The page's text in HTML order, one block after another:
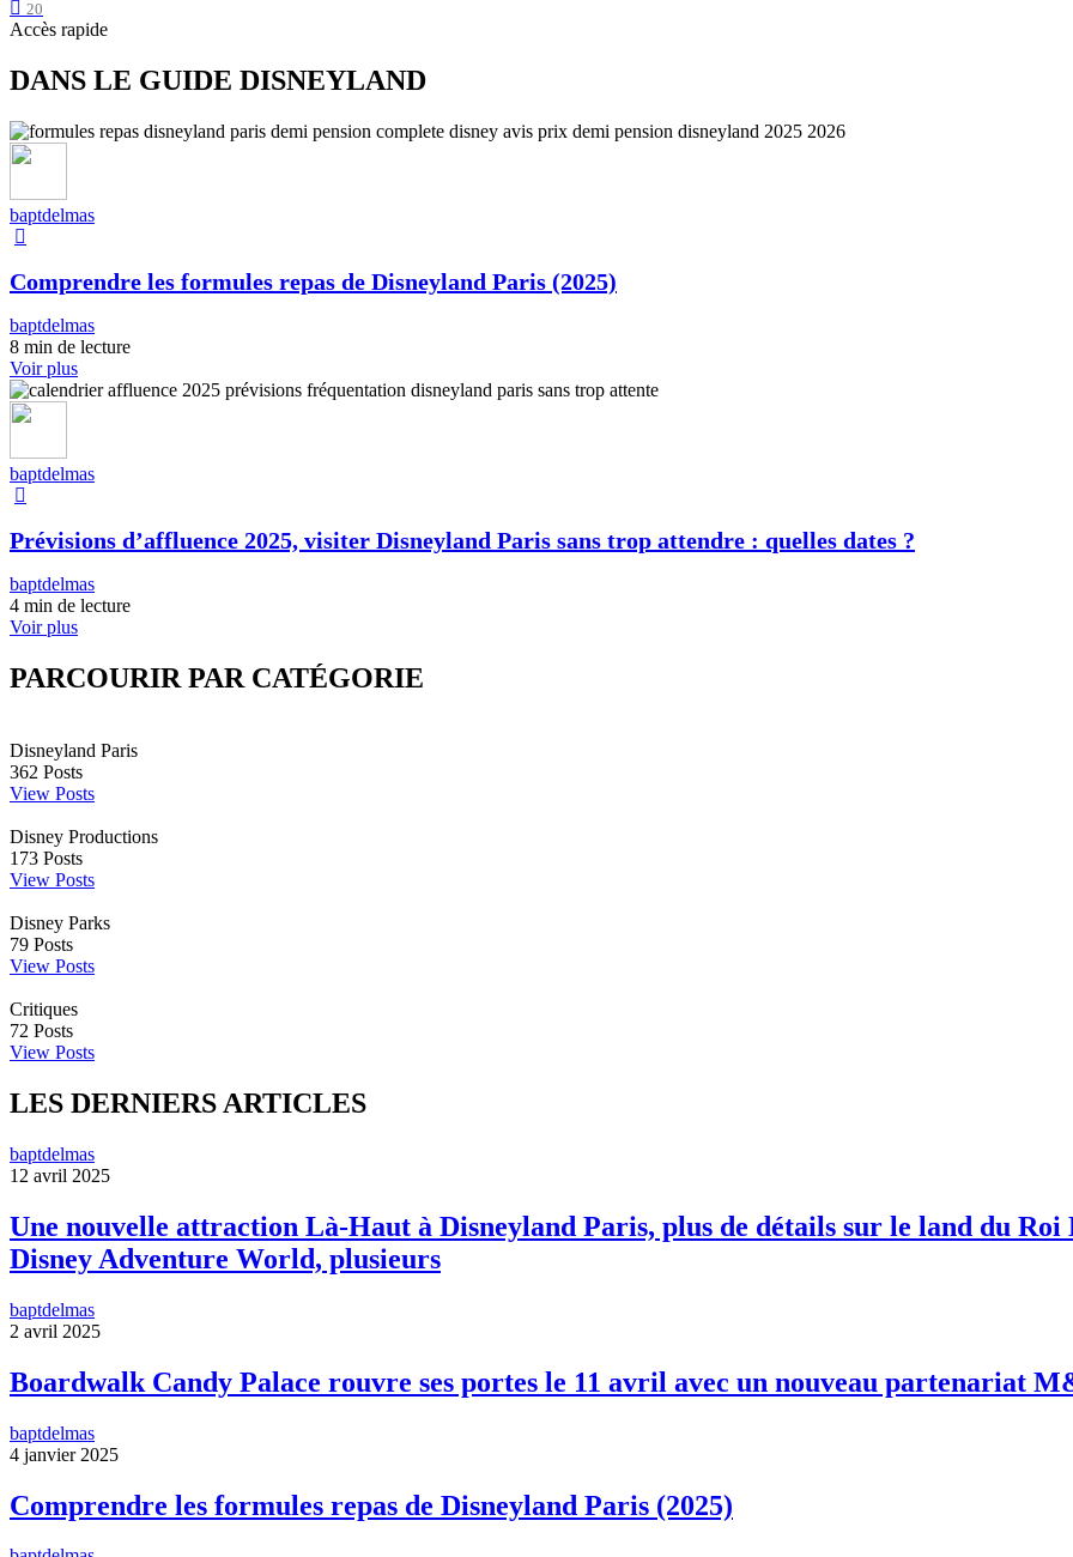
20
Accès rapide
DANS LE GUIDE DISNEYLAND
baptdelmas
Comprendre les formules repas de Disneyland Paris (2025)
baptdelmas
8 min de lecture
Voir plus
baptdelmas
Prévisions d’affluence 2025, visiter Disneyland Paris sans trop attendre : quelles dates ?
baptdelmas
4 min de lecture
Voir plus
PARCOURIR PAR CATÉGORIE
Disneyland Paris
362 Posts
View Posts
Disney Productions
173 Posts
View Posts
Disney Parks
79 Posts
View Posts
Critiques
72 Posts
View Posts
LES DERNIERS ARTICLES
baptdelmas
12 avril 2025
Une nouvelle attraction Là-Haut à Disneyland Paris, plus de détails sur le land du Roi
Disney Adventure World, plusieurs
baptdelmas
2 avril 2025
Boardwalk Candy Palace rouvre ses portes le 11 avril avec un nouveau partenariat
baptdelmas
4 janvier 2025
Comprendre les formules repas de Disneyland Paris (2025)